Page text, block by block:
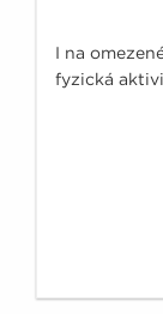
I na
fyzická